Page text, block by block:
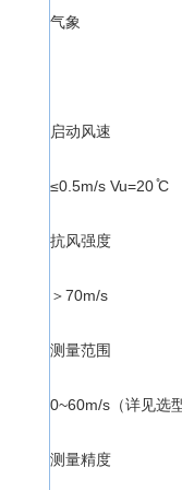
气象
启动风速
≤0.5m/s Vu=20 ̊C
抗风强度
＞70m/s
测量范围
0~60m/s（详见选
测量精度